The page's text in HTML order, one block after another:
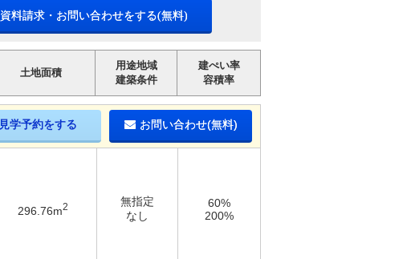
資料請求・お問い合わせをする(無料)
土地面積
用途地域
建築条件
建ぺい率
容積率
見学予約をする お問い合わせ(無料)
296.76m2
無指定
なし
60%
200%